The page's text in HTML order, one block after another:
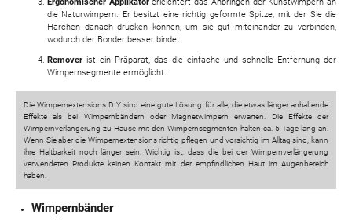
Ergonomischer Applikatorerleichtert das Anbringen der Kunstwimpern an
die Naturwimpern. Er besitzt eine richtig geformte Spitze, mit der Sie die
Härchen danach drücken können, um sie gut miteinander zu verbinden,
wodurch der Bonder besser bindet.
Remover ist ein Präparat, das die einfache und schnelle Entfernung der
Wimpernsegmente ermöglicht.
Die Wimpernextensions DIY sind eine gute Lösung für alle, die etwas länger anhaltende
Effekte als bei Wimpernbändern oder Magnetwimpern erwarten. Die Effekte der
Wimpernverlängerung zu Hause mit den Wimpernsegmenten halten ca. 5 Tage lang an.
Wenn Sie aber die Wimpernextensions richtig pflegen und vorsichtig im Alltag sind, kann
ihre Haltbarkeit noch länger sein. Wichtig ist, dass die bei der Wimpernverlängerung
verwendeten Produkte keinen Kontakt mit der empfindlichen Haut im Augenbereich
haben.
Wimpernbänder